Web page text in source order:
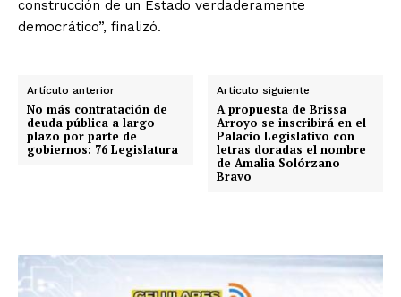
construcción de un Estado verdaderamente
democrático”, finalizó.
Artículo anterior
No más contratación de
deuda pública a largo
plazo por parte de
gobiernos: 76 Legislatura
Artículo siguiente
A propuesta de Brissa
Arroyo se inscribirá en el
Palacio Legislativo con
letras doradas el nombre
de Amalia Solórzano
Bravo